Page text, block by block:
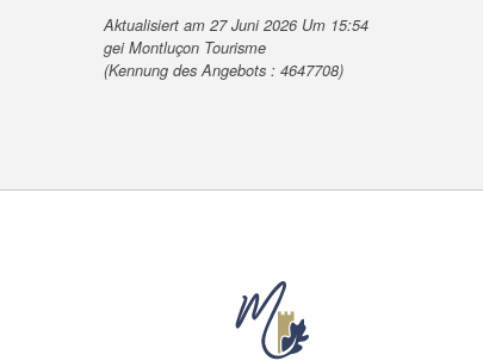
Aktualisiert am 27 Juni 2026 Um 15:54
gei Montluçon Tourisme
(Kennung des Angebots : 4647708)